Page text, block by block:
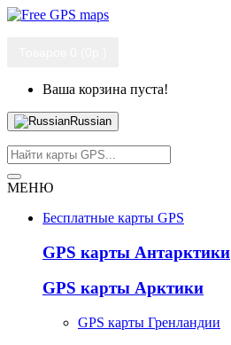
Ваша корзина пуста!
Russian
МЕНЮ
Бесплатные карты GPS
GPS карты Антарктики
GPS карты Арктики
GPS карты Гренландии